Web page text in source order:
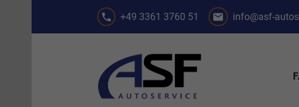
+49 3361 3760 51 info@asf-